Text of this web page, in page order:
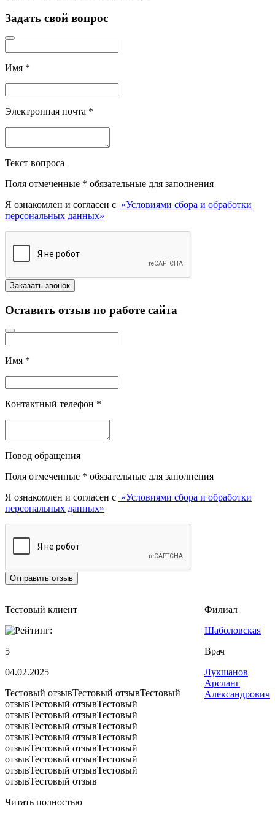
Задать свой вопрос
Имя *
Электронная почта *
Текст вопроса
Поля отмеченные * обязательные для заполнения
Я ознакомлен и согласен с «Условиями сбора и обработки
персональных данных»
Оставить отзыв по работе сайта
Имя *
Контактный телефон *
Повод обращения
Поля отмеченные * обязательные для заполнения
Я ознакомлен и согласен с «Условиями сбора и обработки
персональных данных»
Тестовый клиент
5
04.02.2025
Тестовый отзывТестовый отзывТестовый
отзывТестовый отзывТестовый
отзывТестовый отзывТестовый
отзывТестовый отзывТестовый
отзывТестовый отзывТестовый
отзывТестовый отзывТестовый
отзывТестовый отзывТестовый
отзывТестовый отзывТестовый
отзывТестовый отзыв
Читать полностью
Филиал
Шаболовская
Врач
Лукшанов
Арсланг
Александрович